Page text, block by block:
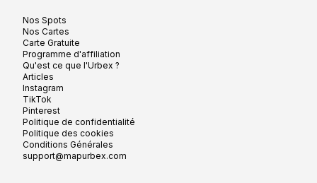
Nos Spots
Nos Cartes
Carte Gratuite
Programme d'affiliation
Qu'est ce que l'Urbex ?
Articles
Instagram
TikTok
Pinterest
Politique de confidentialité
Politique des cookies
Conditions Générales
support@mapurbex.com